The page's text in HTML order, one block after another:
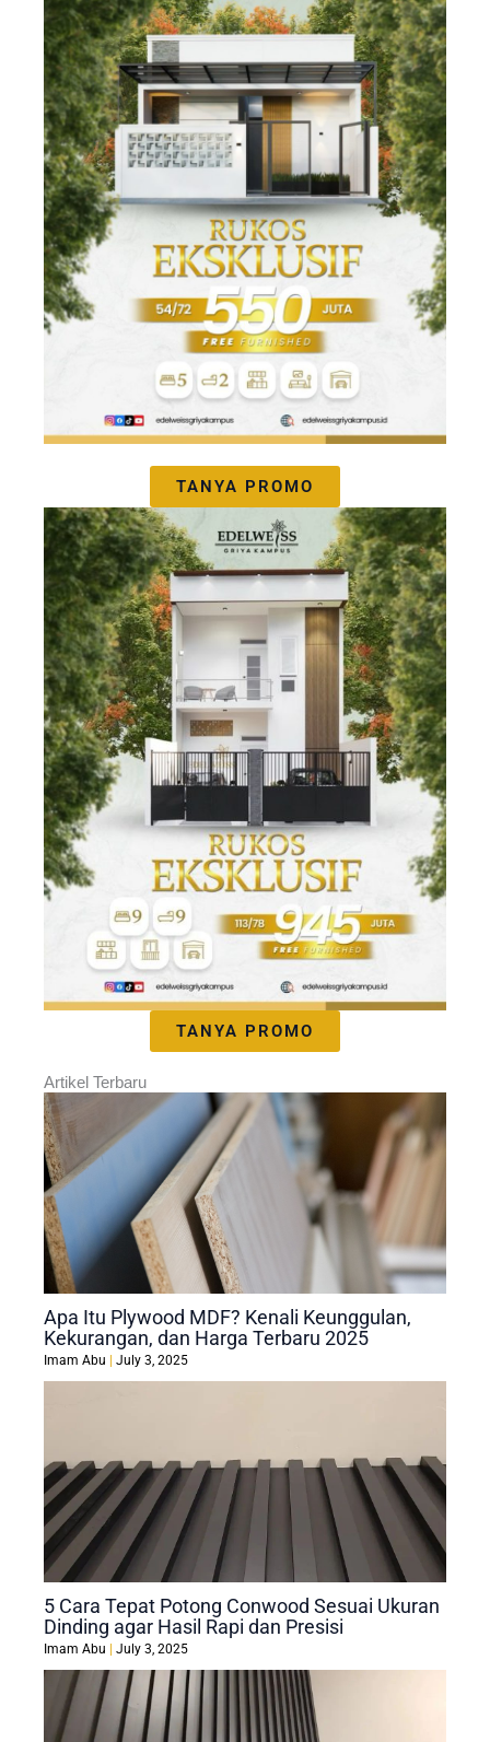
TANYA PROMO
TANYA PROMO
Artikel Terbaru
Apa Itu Plywood MDF? Kenali Keunggulan,
Kekurangan, dan Harga Terbaru 2025
Imam Abu July 3, 2025
5 Cara Tepat Potong Conwood Sesuai Ukuran
Dinding agar Hasil Rapi dan Presisi
Imam Abu July 3, 2025